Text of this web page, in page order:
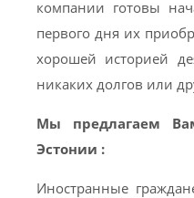
компании готовы
первого дня их
хорошей историей
никаких долгов или
Мы предлагаем
Эстонии :
Иностранные